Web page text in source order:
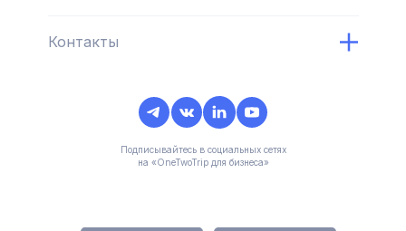
Контакты
Подписывайтесь в социальных сетях
на «OneTwoTrip для бизнеса»